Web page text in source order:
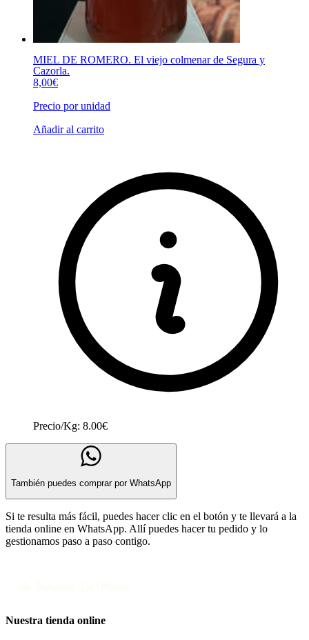
MIEL DE ROMERO. El viejo colmenar de Segura y
Cazorla.
8,00€
Precio por unidad
Añadir al carrito
Precio/Kg: 8.00€
También puedes comprar por WhatsApp
Si te resulta más fácil, puedes hacer clic en el botón y te llevará a la
tienda online en WhatsApp. Allí puedes hacer tu pedido y lo
gestionamos paso a paso contigo.
Nuestra tienda online